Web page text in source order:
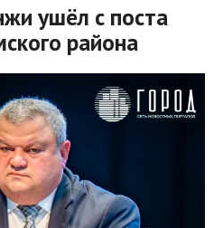
ушёл с поста
района